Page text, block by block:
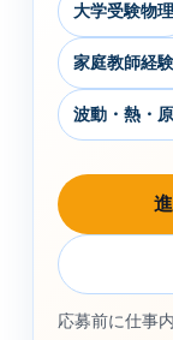
大学受験物理
家庭教師経
波動・熱・
応募前に仕事